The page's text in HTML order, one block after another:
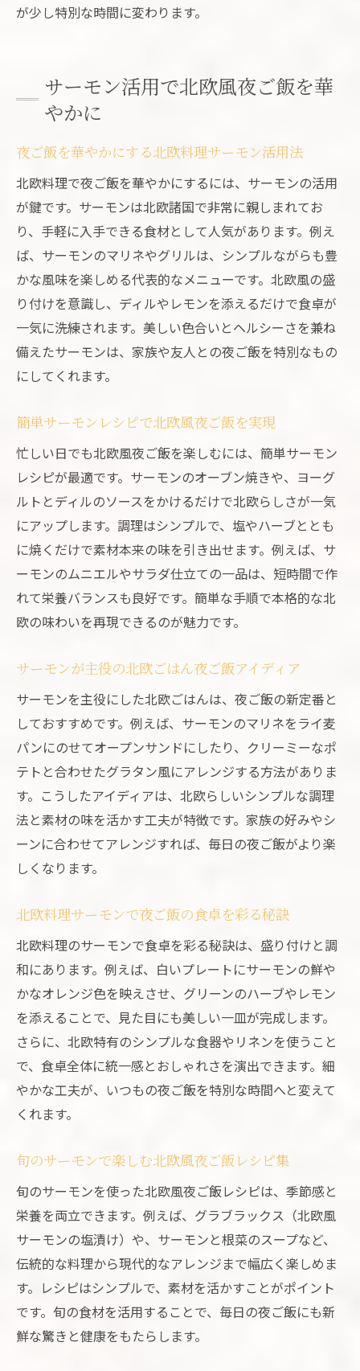
人気の北欧料理で夜ご飯をアップデート
夜ご飯にぴったりな北欧ごはんの提案方法
有名な北欧食べ物で夜ご飯を演出する方法
夜ご飯に有名な北欧食べ物を手軽に取り入
北欧食べ物有名なメニューで夜ご飯を彩る
家族が喜ぶ有名な北欧ごはん夜ご飯アレン
夜ご飯で楽しむ北欧ごはんの有名レシピ特
集
有名北欧料理が夜ご飯を格上げする理由
北欧食べ物有名レシピで夜ご飯の満足度ア
ップ
北欧の食事文化で夜ご飯をもっと楽しむヒ
ント
夜ご飯に北欧ごはんの文化を取り入れる方
法
北欧流の食卓が夜ご飯を豊かにするポイン
ト
おしゃれな夜ご飯演出に北欧の食事文化を
活用
ディア
は
が少し特別な時間に変わります。
サーモン活用で北欧風夜ご飯を華
やかに
夜ご飯を華やかにする北欧料理サーモン活用法
北欧料理で夜ご飯を華やかにするには、サーモンの活用
が鍵です。サーモンは北欧諸国で非常に親しまれてお
り、手軽に入手できる食材として人気があります。例え
ば、サーモンのマリネやグリルは、シンプルながらも豊
かな風味を楽しめる代表的なメニューです。北欧風の盛
り付けを意識し、ディルやレモンを添えるだけで食卓が
一気に洗練されます。美しい色合いとヘルシーさを兼ね
備えたサーモンは、家族や友人との夜ご飯を特別なもの
にしてくれます。
簡単サーモンレシピで北欧風夜ご飯を実現
忙しい日でも北欧風夜ご飯を楽しむには、簡単サーモン
レシピが最適です。サーモンのオーブン焼きや、ヨーグ
ルトとディルのソースをかけるだけで北欧らしさが一気
にアップします。調理はシンプルで、塩やハーブととも
に焼くだけで素材本来の味を引き出せます。例えば、サ
ーモンのムニエルやサラダ仕立ての一品は、短時間で作
れて栄養バランスも良好です。簡単な手順で本格的な北
欧の味わいを再現できるのが魅力です。
サーモンが主役の北欧ごはん夜ご飯アイディア
サーモンを主役にした北欧ごはんは、夜ご飯の新定番と
しておすすめです。例えば、サーモンのマリネをライ麦
パンにのせてオープンサンドにしたり、クリーミーなポ
テトと合わせたグラタン風にアレンジする方法がありま
す。こうしたアイディアは、北欧らしいシンプルな調理
法と素材の味を活かす工夫が特徴です。家族の好みやシ
ーンに合わせてアレンジすれば、毎日の夜ご飯がより楽
しくなります。
北欧料理サーモンで夜ご飯の食卓を彩る秘訣
北欧料理のサーモンで食卓を彩る秘訣は、盛り付けと調
和にあります。例えば、白いプレートにサーモンの鮮や
かなオレンジ色を映えさせ、グリーンのハーブやレモン
を添えることで、見た目にも美しい一皿が完成します。
さらに、北欧特有のシンプルな食器やリネンを使うこと
で、食卓全体に統一感とおしゃれさを演出できます。細
やかな工夫が、いつもの夜ご飯を特別な時間へと変えて
くれます。
旬のサーモンで楽しむ北欧風夜ご飯レシピ集
旬のサーモンを使った北欧風夜ご飯レシピは、季節感と
栄養を両立できます。例えば、グラブラックス（北欧風
サーモンの塩漬け）や、サーモンと根菜のスープなど、
伝統的な料理から現代的なアレンジまで幅広く楽しめま
す。レシピはシンプルで、素材を活かすことがポイント
です。旬の食材を活用することで、毎日の夜ご飯にも新
鮮な驚きと健康をもたらします。